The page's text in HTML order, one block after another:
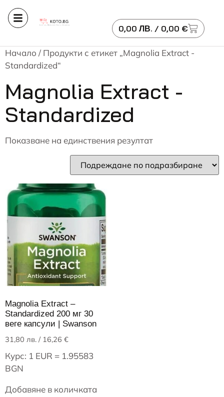
0,00 ЛВ. / 0,00 €
Начало / Продукти с етикет „Magnolia Extract -
Standardized“
Magnolia Extract -
Standardized
Показване на единствения резултат
Magnolia Extract –
Standardized 200 мг 30
веге капсули | Swanson
31,80 лв. / 16,26 €
Курс: 1 EUR = 1.95583
BGN
Добавяне в количката